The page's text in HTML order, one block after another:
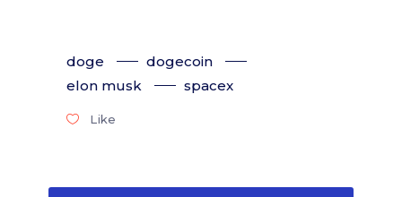
doge
dogecoin
elon musk
spacex
Like